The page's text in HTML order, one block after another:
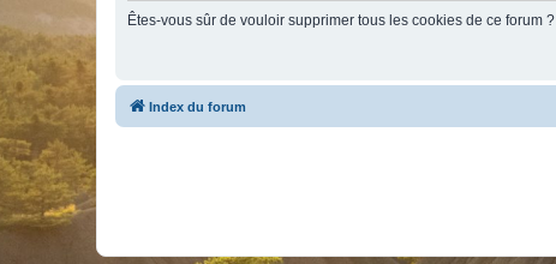
Êtes-vous sûr de vouloir supprimer tous les cookies de ce forum ?
Index du forum